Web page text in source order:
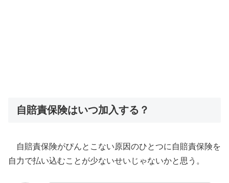
自賠責保険はいつ加入する？
自賠責保険がぴんとこない原因のひとつに自賠責保険を
自力で払い込むことが少ないせいじゃないかと思う。